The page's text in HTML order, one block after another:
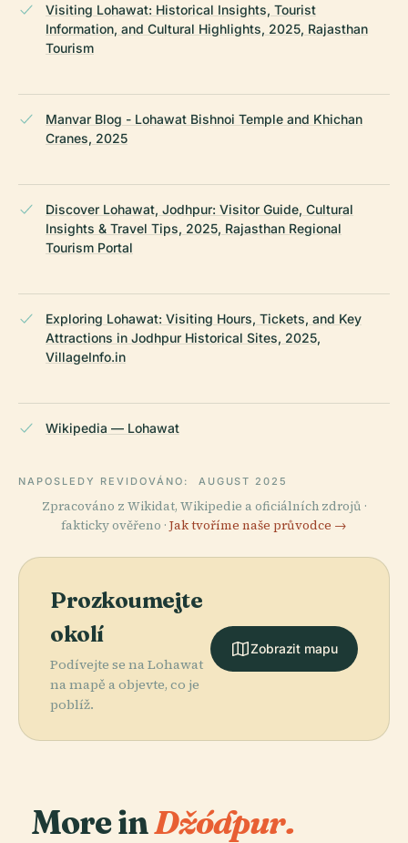
Visiting Lohawat: Historical Insights, Tourist
Information, and Cultural Highlights, 2025, Rajasthan
Tourism
Manvar Blog - Lohawat Bishnoi Temple and Khichan
Cranes, 2025
Discover Lohawat, Jodhpur: Visitor Guide, Cultural
Insights & Travel Tips, 2025, Rajasthan Regional
Tourism Portal
Exploring Lohawat: Visiting Hours, Tickets, and Key
Attractions in Jodhpur Historical Sites, 2025,
VillageInfo.in
Wikipedia — Lohawat
NAPOSLEDY REVIDOVÁNO: AUGUST 2025
Zpracováno z Wikidat, Wikipedie a oficiálních zdrojů ·
fakticky ověřeno · Jak tvoříme naše průvodce →
Prozkoumejte
okolí
Podívejte se na Lohawat
na mapě a objevte, co je
poblíž.
Zobrazit mapu
More inDžódpur.